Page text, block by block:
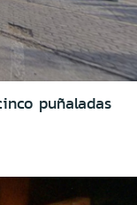
puñaladas